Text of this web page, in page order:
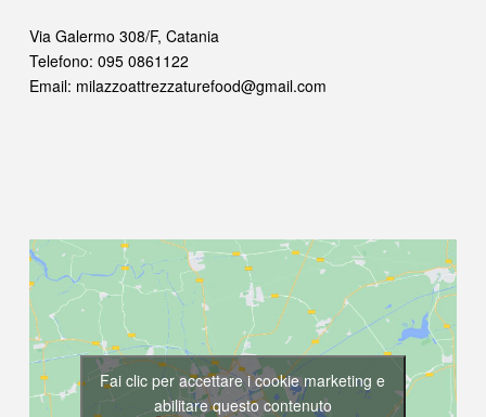
Via Galermo 308/F, Catania
Telefono: 095 0861122
Email: milazzoattrezzaturefood@gmail.com
Fai clic per accettare i cookie marketing e
abilitare questo contenuto